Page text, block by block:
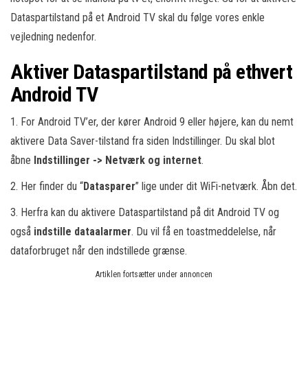
Dataspartilstand på et Android TV skal du følge vores enkle
vejledning nedenfor.
Aktiver Dataspartilstand på ethvert
Android TV
1. For Android TV’er, der kører Android 9 eller højere, kan du nemt
aktivere Data Saver-tilstand fra siden Indstillinger. Du skal blot
åbne Indstillinger -> Netværk og internet.
2. Her finder du “Datasparer” lige under dit WiFi-netværk. Åbn det.
3. Herfra kan du aktivere Dataspartilstand på dit Android TV og
også indstille dataalarmer. Du vil få en toastmeddelelse, når
dataforbruget når den indstillede grænse.
Artiklen fortsætter under annoncen